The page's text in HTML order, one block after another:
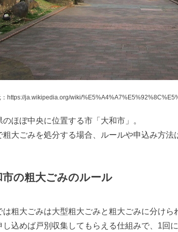
https://ja.wikipedia.org/wiki/
のほぼ中央に位置する市「大和市」。
粗大ごみを処分する場合、ルールや申込み方法
市の粗大ごみのルール
は粗大ごみは大型粗大ごみと粗大ごみに分けら
し込めば戸別収集してもらえる仕組みで、1回